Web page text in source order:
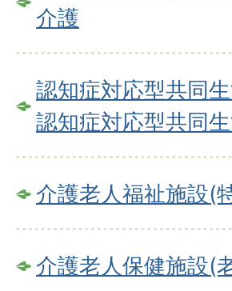
介護
認知症対応型共同
認知症対応型共同
介護老人福祉施設(
介護老人保健施設(